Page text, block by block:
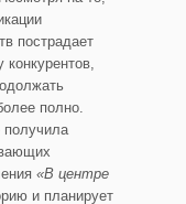
пострадает
конкурентов,
полно.
получила
«В центре
и планирует